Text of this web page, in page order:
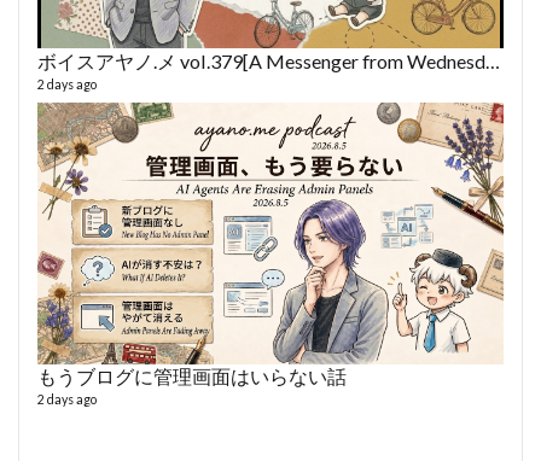
2 days ago
もうブログに管理画面はいらない話
2 days ago